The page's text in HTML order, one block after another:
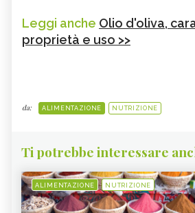
Leggi anche Olio d'oliva,
proprietà e uso >>
da: ALIMENTAZIONE NUTRIZIONE
Ti potrebbe interessare
ALIMENTAZIONE NUTRIZIONE